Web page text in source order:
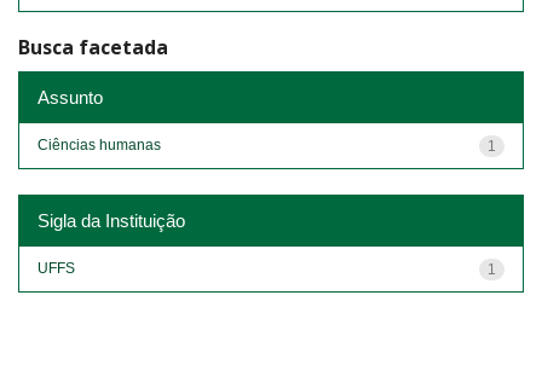
Busca facetada
Assunto
1
Ciências humanas
Sigla da Instituição
1
UFFS